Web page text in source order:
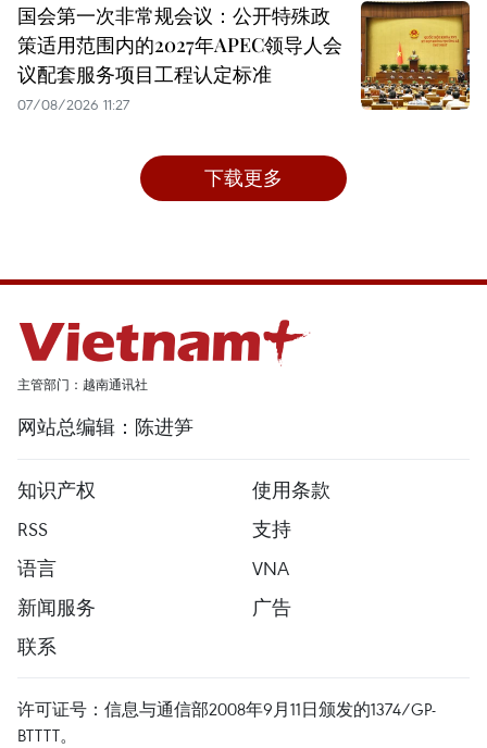
国会第一次非常规会议：公开特殊政
策适用范围内的2027年APEC领导人会
议配套服务项目工程认定标准
07/08/2026 11:27
下载更多
主管部门：越南通讯社
网站总编辑：陈进笋
知识产权
使用条款
RSS
支持
语言
VNA
新闻服务
广告
联系
许可证号：信息与通信部2008年9月11日颁发的1374/GP-
BTTTT。